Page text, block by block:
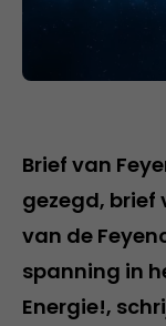
Brief van
gezegd, brief
van de
spanning in
Energie!,